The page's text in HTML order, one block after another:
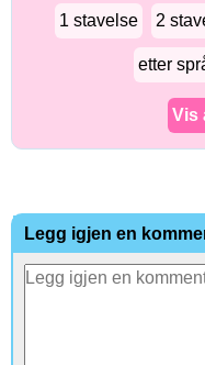
1 stavelse 2
etter
Vis
Legg igjen en